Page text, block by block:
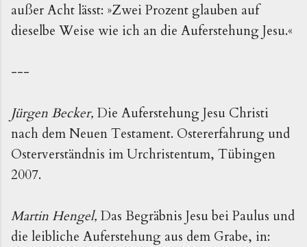
außer Acht lässt: »Zwei Prozent glauben auf
dieselbe Weise wie ich an die Auferstehung Jesu.«
---
Jürgen Becker, Die Auferstehung Jesu Christi
nach dem Neuen Testament. Ostererfahrung und
Osterverständnis im Urchristentum, Tübingen
2007.
Martin Hengel, Das Begräbnis Jesu bei Paulus und
die leibliche Auferstehung aus dem Grabe, in: